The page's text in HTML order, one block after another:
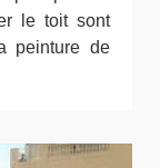
le toit sont
peinture de